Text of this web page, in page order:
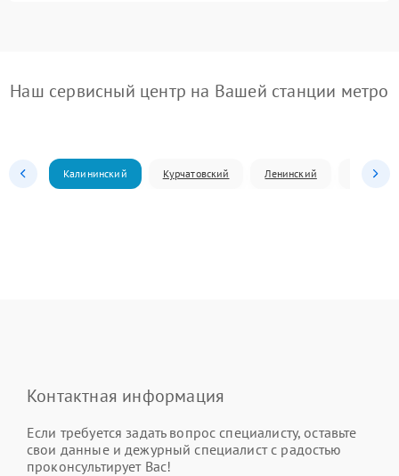
Наш сервисный центр на Вашей станции метро
Калининский Курчатовский Ленинский
Контактная информация
Если требуется задать вопрос специалисту, оставьте
свои данные и дежурный специалист с радостью
проконсультирует Вас!